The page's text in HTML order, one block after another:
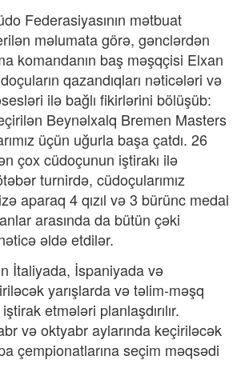
Federasiyasının mətbuat
məlumata görə, gənclərdən
komandanın baş məşqçisi Elxan
qazandıqları nəticələri və
ilə bağlı fikirlərini bölüşüb:
Beynəlxalq Bremen Masters
üçün uğurla başa çatdı. 26
çox cüdoçunun iştirakı ilə
turnirdə, cüdoçularımız
aparaq 4 qızıl və 3 bürünc medal
arasında da bütün çəki
əldə etdilər.
İtaliyada, İspaniyada və
yarışlarda və təlim-məşq
etmələri planlaşdırılır.
və oktyabr aylarında keçiriləcək
çempionatlarına seçim məqsədi